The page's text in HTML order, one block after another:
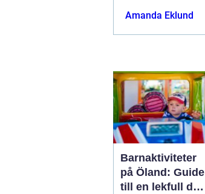
Amanda Eklund
Barnaktiviteter
på Öland: Guide
till en lekfull dag